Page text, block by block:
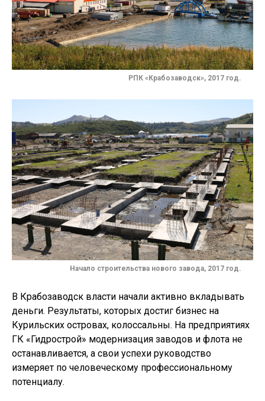
РПК «Крабозаводск», 2017 год.
Начало строительства нового завода, 2017 год.
В Крабозаводск власти начали активно вкладывать
деньги. Результаты, которых достиг бизнес на
Курильских островах, колоссальны. На предприятиях
ГК «Гидрострой» модернизация заводов и флота не
останавливается, а свои успехи руководство
измеряет по человеческому профессиональному
потенциалу.